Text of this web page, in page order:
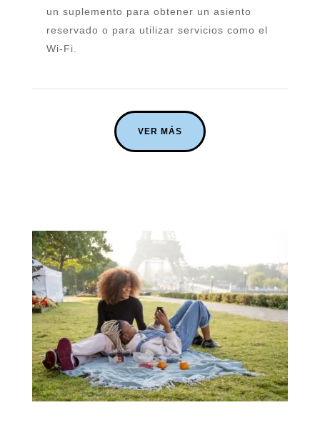
un suplemento para obtener un asiento
reservado o para utilizar servicios como el
Wi-Fi.
VER MÁS